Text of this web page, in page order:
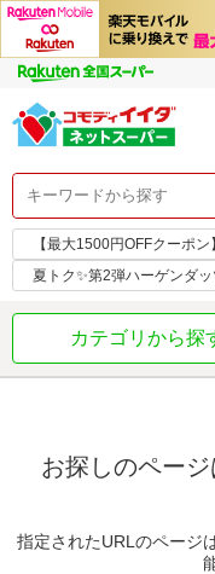
【最大1500円OFFクーポ
夏トク✨第2弾ハーゲンダ
カテゴリから探
お探しのページ
指定されたURLのページ